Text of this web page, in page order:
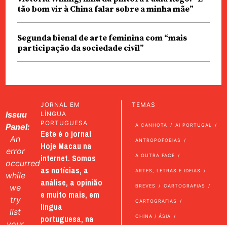
tão bom vir à China falar sobre a minha mãe”
Segunda bienal de arte feminina com “mais
participação da sociedade civil”
Issuu
Panel:
An
error
occurred
while
we
try
list
JORNAL EM
LÍNGUA
PORTUGUESA
Este é o jornal
Hoje Macau na
internet. Somos
as notícias, a
análise, a opinião
e muito mais, em
língua
portuguesa, na
TEMAS
A CANHOTA AI PORTUGAL
ANTROPOFOBIAS
A OUTRA FACE
ARTES, LETRAS E IDEIAS
BREVES CARTOGRAFIAS
CARTOGRAFIAS
CHINA / ÁSIA